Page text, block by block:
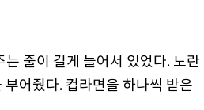
줄이 길게 늘어서 있었다. 노란
어줬다. 컵라면을 하나씩 받은